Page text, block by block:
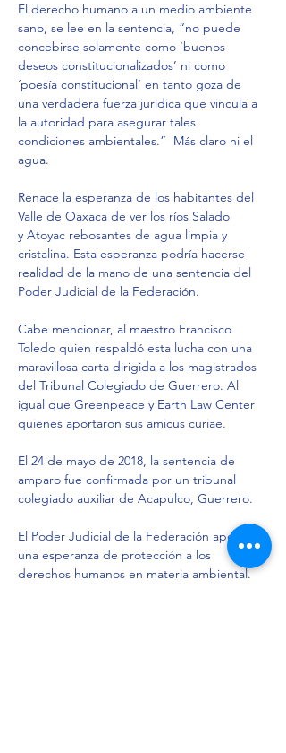
El derecho humano a un medio ambiente
sano, se lee en la sentencia, “no puede
concebirse solamente como ‘buenos
deseos constitucionalizados’ ni como
´poesía constitucional’ en tanto goza de
una verdadera fuerza jurídica que vincula a
la autoridad para asegurar tales
condiciones ambientales.”  Más claro ni el
agua.
Renace la esperanza de los habitantes del
Valle de Oaxaca de ver los ríos Salado
y Atoyac rebosantes de agua limpia y
cristalina. Esta esperanza podría hacerse
realidad de la mano de una sentencia del
Poder Judicial de la Federación.
Cabe mencionar, al maestro Francisco
Toledo quien respaldó esta lucha con una
maravillosa carta dirigida a los magistrados
del Tribunal Colegiado de Guerrero. Al
igual que Greenpeace y Earth Law Center
quienes aportaron sus amicus curiae.
El 24 de mayo de 2018, la sentencia de
amparo fue confirmada por un tribunal
colegiado auxiliar de Acapulco, Guerrero.
El Poder Judicial de la Federación aporta
una esperanza de protección a los
derechos humanos en materia ambiental.